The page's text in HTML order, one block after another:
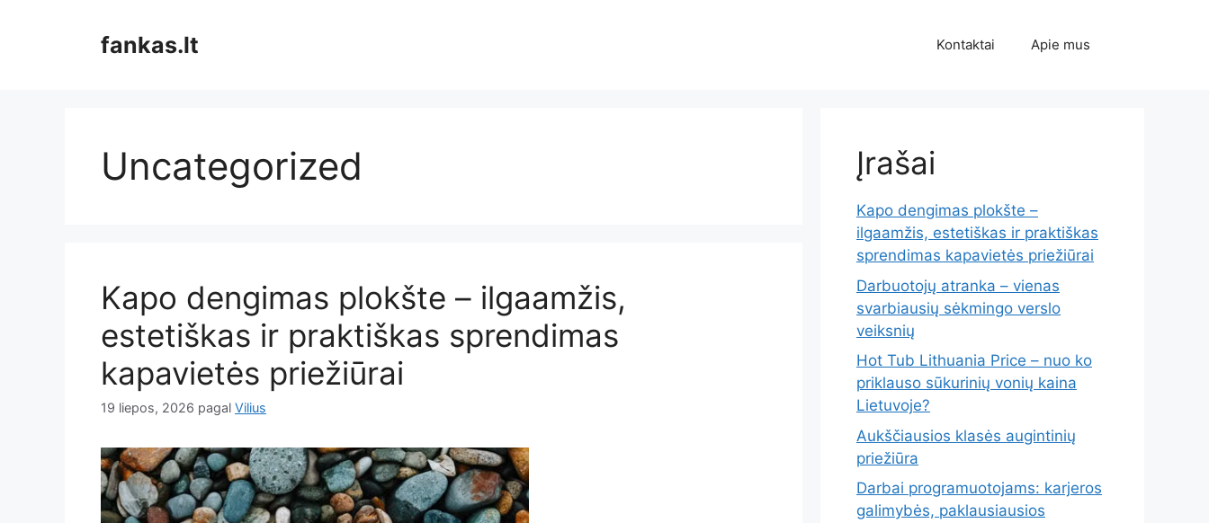
fankas.lt Kontaktai Apie mus
Uncategorized
Kapo dengimas plokšte – ilgaamžis,
estetiškas ir praktiškas sprendimas
kapavietės priežiūrai
19 liepos, 2026 pagal Vilius
Įrašai
Kapo dengimas plokšte –
ilgaamžis, estetiškas ir praktiškas
sprendimas kapavietės priežiūrai
Darbuotojų atranka – vienas
svarbiausių sėkmingo verslo
veiksnių
Hot Tub Lithuania Price – nuo ko
priklauso sūkurinių vonių kaina
Lietuvoje?
Aukščiausios klasės augintinių
priežiūra
Darbai programuotojams: karjeros
galimybės, paklausiausios